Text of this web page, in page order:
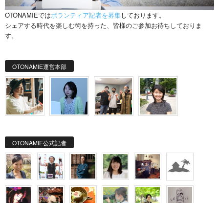
OTONAMIEではボランティア記者を募集しております。
シェアする時代を楽しむ術を持った、皆様のご参加お待ちしておりま
す。
OTONAMIE運営本部
OTONAMIE公式記者